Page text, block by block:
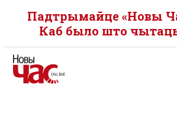
Падтрымайце «Новы
Каб было што